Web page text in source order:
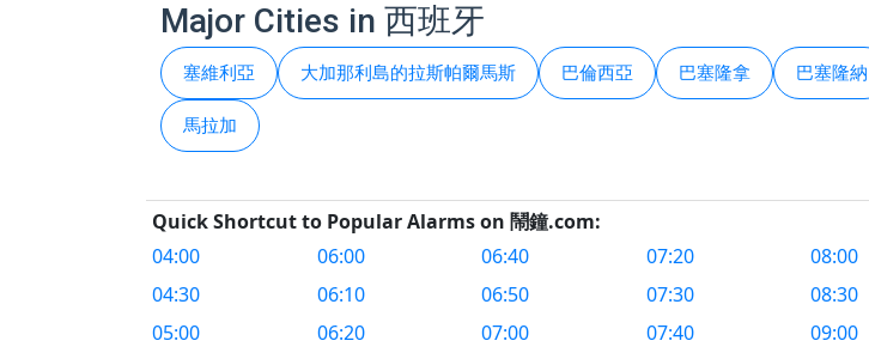
Major Cities in 西班牙
塞維利亞 大加那利島的拉斯帕爾馬斯 巴倫西亞 巴塞隆拿 巴塞隆納
馬拉加
Quick Shortcut to Popular Alarms on 鬧鐘.com:
04:00
04:30
05:00
06:00
06:10
06:20
06:40
06:50
07:00
07:20
07:30
07:40
08:00
08:30
09:00